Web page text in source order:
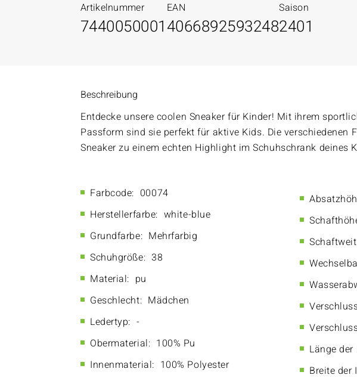
Artikelnummer
7440050001
EAN
4066892593248
Saison
2401
Beschreibung
Entdecke unsere coolen Sneaker für Kinder! Mit ihrem
Passform sind sie perfekt für aktive Kids. Die verschiedenen
Sneaker zu einem echten Highlight im Schuhschrank deines
Farbcode: 00074
Herstellerfarbe: white-blue
Grundfarbe: Mehrfarbig
Schuhgröße: 38
Material: pu
Geschlecht: Mädchen
Ledertyp: -
Obermaterial: 100% Pu
Innenmaterial: 100% Polyester
Länge
Breite der